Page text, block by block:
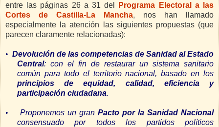
entre las páginas 26 a 31 del
Programa Electoral a las
Cortes de Castilla-La Mancha, nos han llamado
especialmente la atención las siguientes propuestas (que
parecen claramente relacionadas):
• Devolución de las competencias de Sanidad al Estado
Central: con el fin de restaurar un sistema sanitario
común para todo el territorio nacional, basado en los
principios de equidad, calidad, eficiencia y
participación ciudadana.
• Proponemos un gran Pacto por la Sanidad Nacional
consensuado por todos los partidos políticos